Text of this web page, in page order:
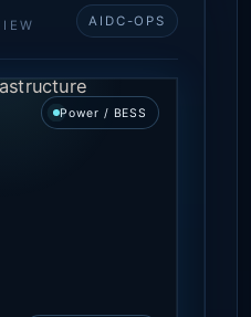
AIDC-OPS
Power / BESS